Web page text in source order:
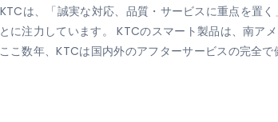
は、「誠実な対応、品質・サービスに重点を置く
注力しています。 KTCのスマート製品は、南ア
こ数年、KTCは国内外のアフターサービスの完全で